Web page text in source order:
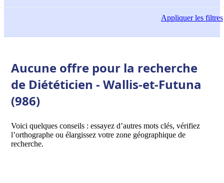
Appliquerles filtres
Aucune offre pour la recherche
de Diététicien - Wallis-et-Futuna
(986)
Voici quelques conseils : essayez d’autres mots clés, vérifiez
l’orthographe ou élargissez votre zone géographique de
recherche.